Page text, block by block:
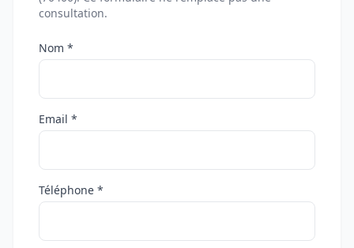
consultation.
Nom *
Email *
Téléphone *